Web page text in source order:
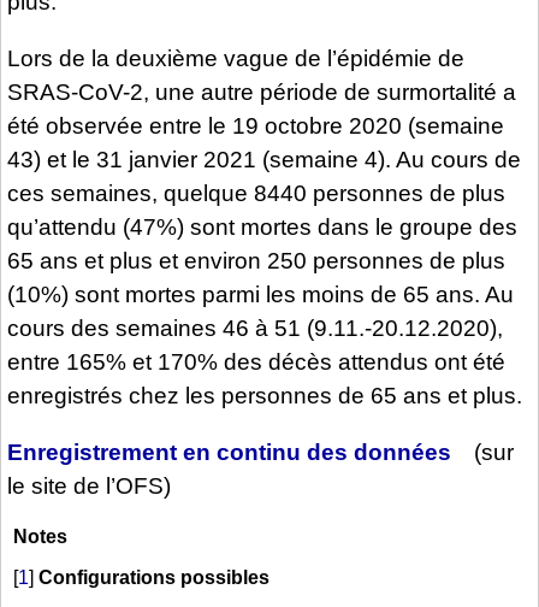
Lors de la deuxième vague de l’épidémie de
SRAS-CoV-2, une autre période de surmortalité a
été observée entre le 19 octobre 2020 (semaine
43) et le 31 janvier 2021 (semaine 4). Au cours de
ces semaines, quelque 8440 personnes de plus
qu’attendu (47%) sont mortes dans le groupe des
65 ans et plus et environ 250 personnes de plus
(10%) sont mortes parmi les moins de 65 ans. Au
cours des semaines 46 à 51 (9.11.-20.12.2020),
entre 165% et 170% des décès attendus ont été
enregistrés chez les personnes de 65 ans et plus.
Enregistrement en continu des données
(sur
le site de l’OFS)
Notes
[1] Configurations possibles